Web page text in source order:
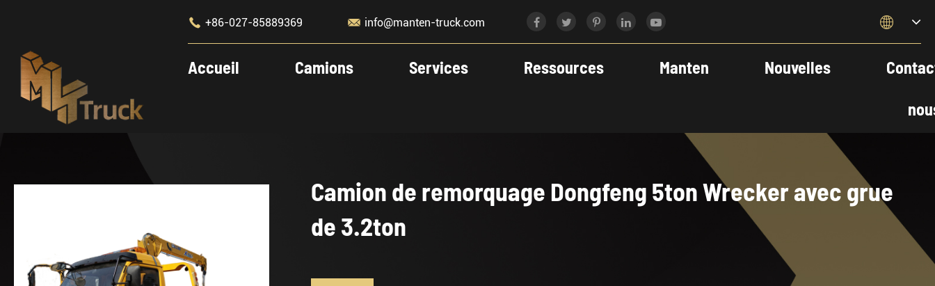
 +86-027-85889369  info@manten-truck.com 
Accueil Camions Services Ressources Manten Nouvelles
Camion de remorquage Dongfeng 5ton Wrecker avec grue
de 3.2ton